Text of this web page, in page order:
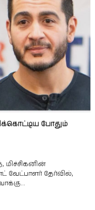
போதும்
மிச்சிகனின்
வேட்பாளர் தேர்வில்,